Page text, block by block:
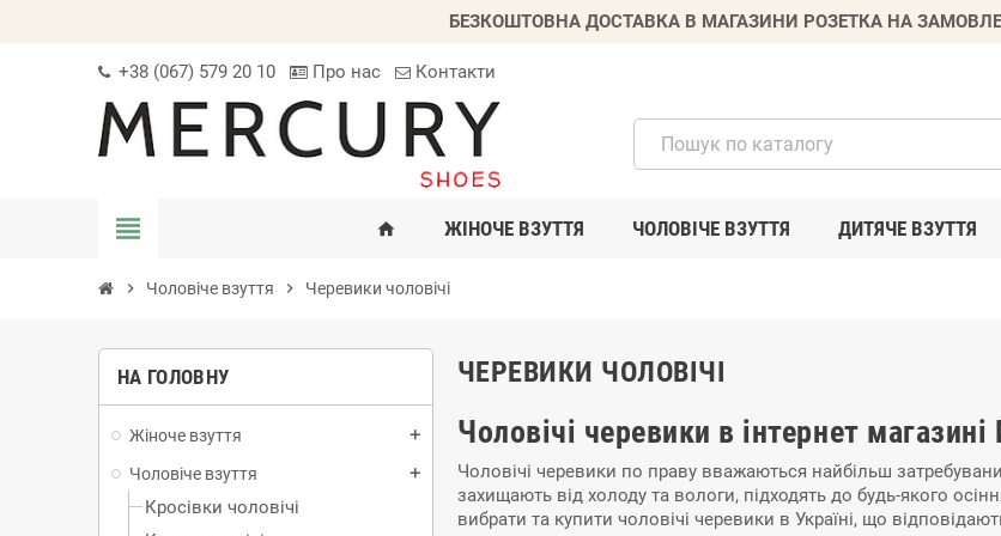
БЕЗКОШТОВНА ДОСТАВКА В МАГАЗИНИ РОЗЕТКА НА
+38 (067) 579 20 10 Про нас Контакти
view_headline home ЖІНОЧЕ ВЗУТТЯ ЧОЛОВІЧЕ ВЗУТТЯ ДИТЯЧЕ ВЗУТТЯ
chevron_right Чоловіче взуття chevron_right Черевики чоловічі
НА ГОЛОВНУ
Жіноче взуття add
Чоловіче взуття add
Кросівки чоловічі
ЧЕРЕВИКИ ЧОЛОВІЧІ
Чоловічі черевики в інтернет
Чоловічі черевики по праву вважаються найбільш
захищають від холоду та вологи, підходять до будь-якого
вибрати та купити чоловічі черевики в Україні, що